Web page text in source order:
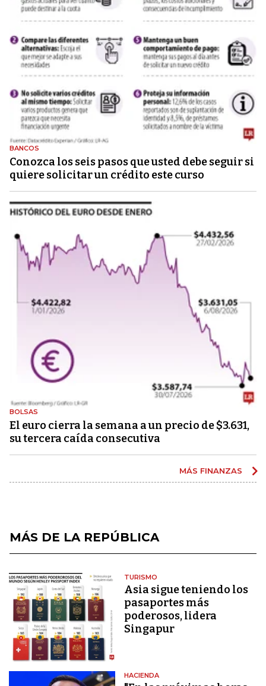
BANCOS
Conozca los seis pasos que usted debe seguir si
quiere solicitar un crédito este curso
BOLSAS
El euro cierra la semana a un precio de $3.631,
su tercera caída consecutiva
MÁS FINANZAS
MÁS DE LA REPÚBLICA
TURISMO
Asia sigue teniendo los
pasaportes más
poderosos, lidera
Singapur
HACIENDA